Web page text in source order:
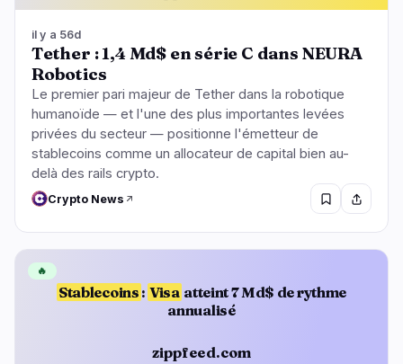
il y a 56d
Tether : 1,4 Md$ en série C dans NEURA
Robotics
Le premier pari majeur de Tether dans la robotique
humanoïde — et l'une des plus importantes levées
privées du secteur — positionne l'émetteur de
stablecoins comme un allocateur de capital bien au-
delà des rails crypto.
Crypto News
Stablecoins : Visa atteint 7 Md$ de rythme
annualisé
zippfeed.com
🔥